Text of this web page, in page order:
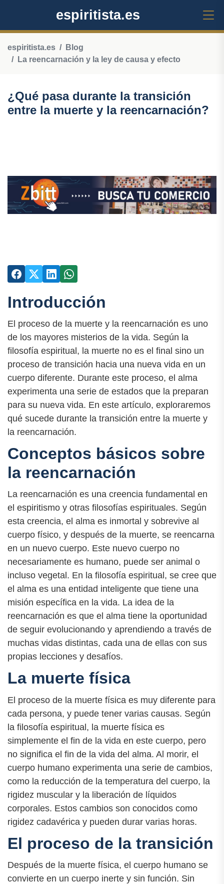
espiritista.es
espiritista.es
Blog
La reencarnación y la ley de causa y efecto
¿Qué pasa durante la transición
entre la muerte y la reencarnación?
Introducción
El proceso de la muerte y la reencarnación es uno
de los mayores misterios de la vida. Según la
filosofía espiritual, la muerte no es el final sino un
proceso de transición hacia una nueva vida en un
cuerpo diferente. Durante este proceso, el alma
experimenta una serie de estados que la preparan
para su nueva vida. En este artículo, exploraremos
qué sucede durante la transición entre la muerte y
la reencarnación.
Conceptos básicos sobre
la reencarnación
La reencarnación es una creencia fundamental en
el espiritismo y otras filosofías espirituales. Según
esta creencia, el alma es inmortal y sobrevive al
cuerpo físico, y después de la muerte, se reencarna
en un nuevo cuerpo. Este nuevo cuerpo no
necesariamente es humano, puede ser animal o
incluso vegetal. En la filosofía espiritual, se cree que
el alma es una entidad inteligente que tiene una
misión específica en la vida. La idea de la
reencarnación es que el alma tiene la oportunidad
de seguir evolucionando y aprendiendo a través de
muchas vidas distintas, cada una de ellas con sus
propias lecciones y desafíos.
La muerte física
El proceso de la muerte física es muy diferente para
cada persona, y puede tener varias causas. Según
la filosofía espiritual, la muerte física es
simplemente el fin de la vida en este cuerpo, pero
no significa el fin de la vida del alma. Al morir, el
cuerpo humano experimenta una serie de cambios,
como la reducción de la temperatura del cuerpo, la
rigidez muscular y la liberación de líquidos
corporales. Estos cambios son conocidos como
rigidez cadavérica y pueden durar varias horas.
El proceso de la transición
Después de la muerte física, el cuerpo humano se
convierte en un cuerpo inerte y sin función. Sin